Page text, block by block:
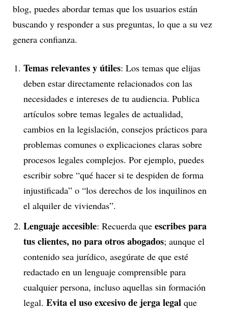
blog, puedes abordar temas que los usuarios están
buscando y responder a sus preguntas, lo que a su vez
genera confianza.
Temas relevantes y útiles: Los temas que elijas
deben estar directamente relacionados con las
necesidades e intereses de tu audiencia. Publica
artículos sobre temas legales de actualidad,
cambios en la legislación, consejos prácticos para
problemas comunes o explicaciones claras sobre
procesos legales complejos. Por ejemplo, puedes
escribir sobre “qué hacer si te despiden de forma
injustificada” o “los derechos de los inquilinos en
el alquiler de viviendas”.
Lenguaje accesible: Recuerda que escribes para
tus clientes, no para otros abogados; aunque el
contenido sea jurídico, asegúrate de que esté
redactado en un lenguaje comprensible para
cualquier persona, incluso aquellas sin formación
legal. Evita el uso excesivo de jerga legal que